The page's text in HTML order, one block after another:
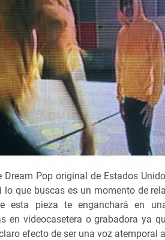
Dream Pop original de Estados
lo que buscas es un momento de
esta pieza te enganchará en
en videocasetera o grabadora ya
efecto de ser una voz atemporal